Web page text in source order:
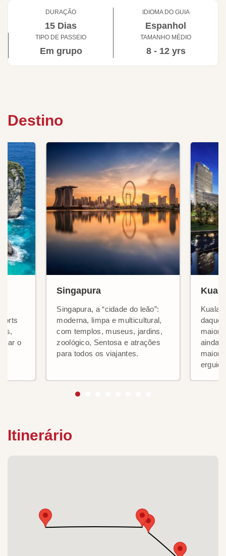
DURAÇÃO
15 Dias
IDIOMA DO GUIA
Espanhol
TIPO DE PASSEIO
Em grupo
TAMANHO MÉDIO
8 - 12 yrs
Destino
o
Singapura
Singapura, a “cidade do leão”:
moderna, limpa e multicultural,
com templos, museus, jardins,
zoológico, Sentosa e atrações
para todos os viajantes.
Kuala
ainda
Itinerário